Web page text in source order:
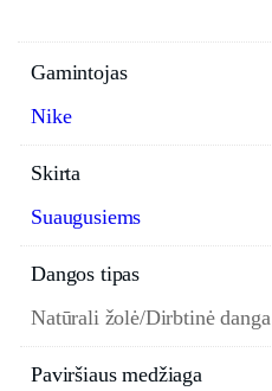
Gamintojas
Nike
Skirta
Suaugusiems
Dangos tipas
Natūrali žolė/Dirbtinė danga
Paviršiaus medžiaga